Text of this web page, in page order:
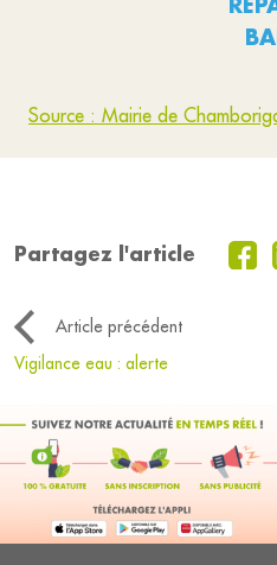
Source : Mairie de
Partagez l'article
Article précédent
Vigilance eau : alerte